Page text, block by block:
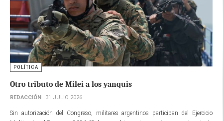
POLÍTICA
Otro tributo de Milei a los yanquis
REDACCIÓN 31 JULIO 2026
Sin autorización del Congreso, militares argentinos participan del Ejercicio